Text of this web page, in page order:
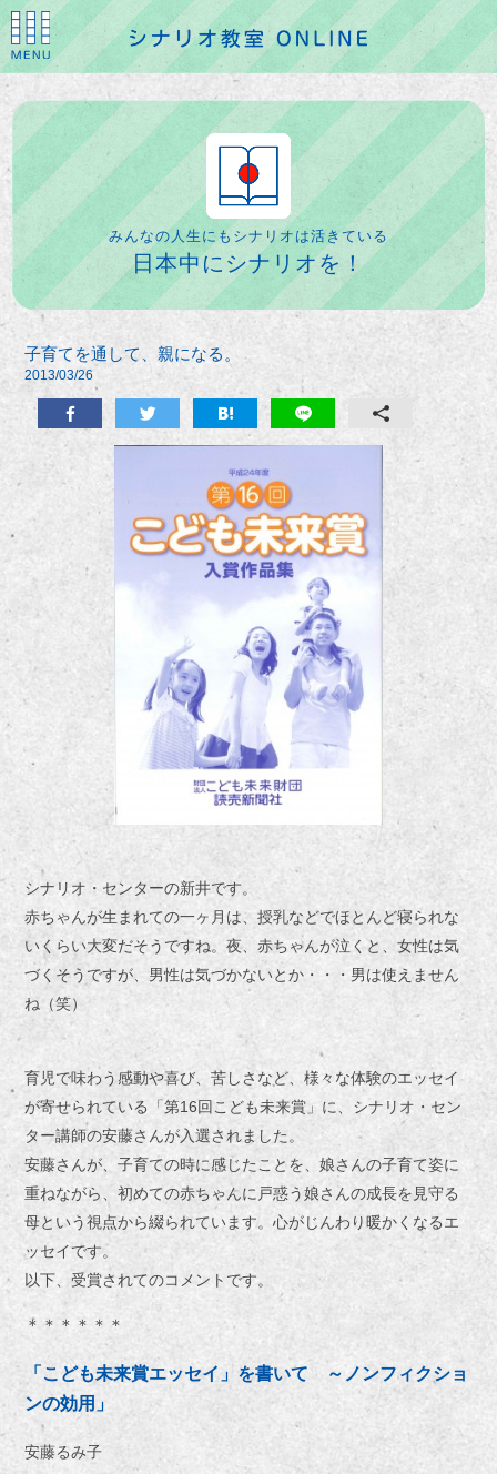
みんなの人生にもシナリオは活きている
日本中にシナリオを！
子育てを通して、親になる。
2013/03/26
シナリオ・センターの新井です。
赤ちゃんが生まれての一ヶ月は、授乳などでほとんど寝られな
いくらい大変だそうですね。夜、赤ちゃんが泣くと、女性は気
づくそうですが、男性は気づかないとか・・・男は使えません
ね（笑）
育児で味わう感動や喜び、苦しさなど、様々な体験のエッセイ
が寄せられている 「第16回こども未来賞」に、シナリオ・セン
ター講師の安藤さんが入選されました。
安藤さんが、子育ての時に感じたことを、娘さんの子育て姿に
重ねながら、初めての赤ちゃんに戸惑う娘さんの成長を見守る
母という視点から綴られています。心がじんわり暖かくなるエ
ッセイです。
以下、受賞されてのコメントです。
＊＊＊＊＊＊
「こども未来賞エッセイ」を書いて
～ノンフィクショ
ンの効用」
安藤るみ子